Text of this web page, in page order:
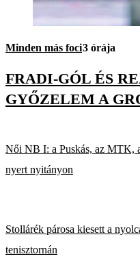
Minden más foci3 órája
FRADI-GÓL ÉS
GYŐZELEM A
Női NB I: a Puskás, az MTK,
nyert nyitányon
Stollárék párosa kiesett a
tenisztornán